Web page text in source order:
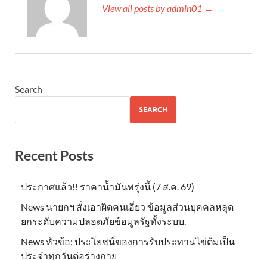
View all posts by admin01 →
Search
SEARCH
Recent Posts
ประกาศแล้ว!! ราคาน้ำมันพรุ่งนี้ (7 ส.ค. 69)
News นายกฯ สั่งเอาผิดคนเอี่ยว ข้อมูลส่วนบุคคลหลุด
ยกระดับความปลอดภัยข้อมูลรัฐทั้งระบบ.
News หัวข้อ: ประโยชน์ของการรับประทานไข่ต้มเป็น
ประจำทุกวันต่อร่างกาย